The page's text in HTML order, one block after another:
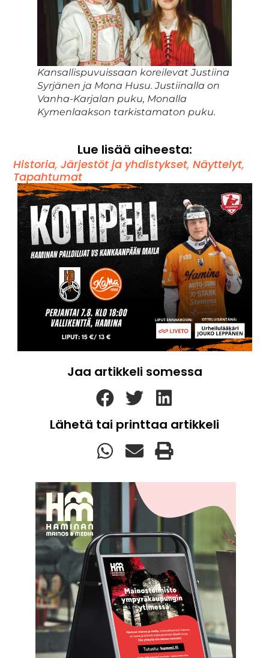
Kansallispuvuissaan koreilevat Justiina
Syrjänen ja Mona Husu. Justiinalla on
Vanha-Karjalan puku, Monalla
Kymenlaakson tarkistamaton puku.
Lue lisää aiheesta:
Historia,Järjestöt ja yhdistykset,Näyttelyt,
Tapahtumat
Jaa artikkeli somessa
Lähetä tai printtaa artikkeli